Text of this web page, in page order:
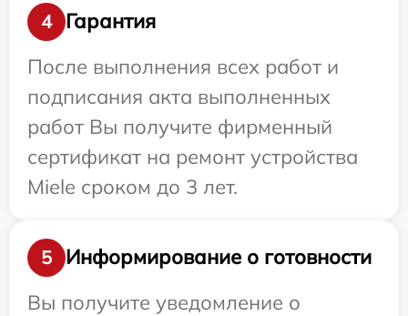
4
Гарантия
После выполнения всех работ и
подписания акта выполненных
работ Вы получите фирменный
сертификат на ремонт устройства
Miele сроком до 3 лет.
5
Информирование о готовности
Вы получите уведомление о